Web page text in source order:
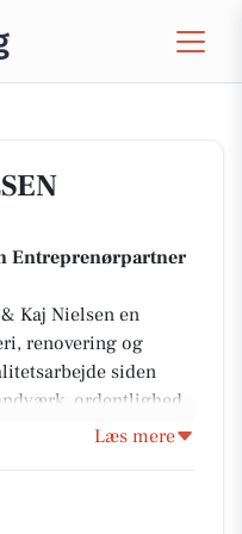
Entreprenørpartner
Kaj Nielsen en
renovering og
siden
ordentlighed
de skræddersyede
valg inden for
Læs mere